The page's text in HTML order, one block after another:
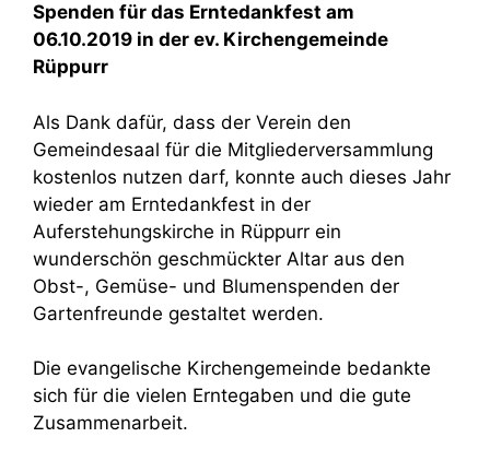
Spenden für das Erntedankfest am
06.10.2019 in der ev. Kirchengemeinde
Rüppurr
Als Dank dafür, dass der Verein den
Gemeindesaal für die Mitgliederversammlung
kostenlos nutzen darf, konnte auch dieses Jahr
wieder am Erntedankfest in der
Auferstehungskirche in Rüppurr ein
wunderschön geschmückter Altar aus den
Obst-, Gemüse- und Blumenspenden der
Gartenfreunde gestaltet werden.
Die evangelische Kirchengemeinde bedankte
sich für die vielen Erntegaben und die gute
Zusammenarbeit.